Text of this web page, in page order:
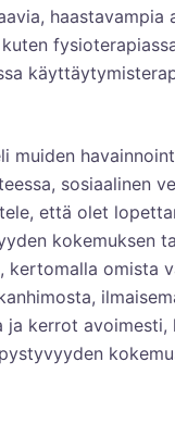
haastavampia
sosiaalinen
että olet
kokemuksen
omista
ja kerrot